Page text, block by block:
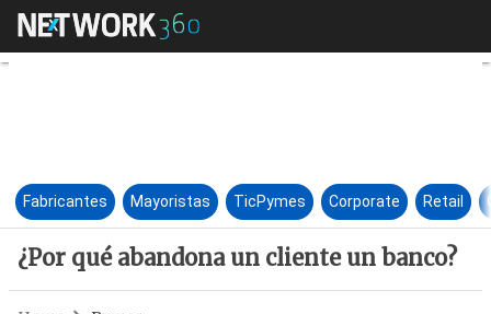
¿Por qué abandona un cliente
Fabricantes Mayoristas TicPymes Corporate Retail
¿Por qué abandona un cliente un banco?